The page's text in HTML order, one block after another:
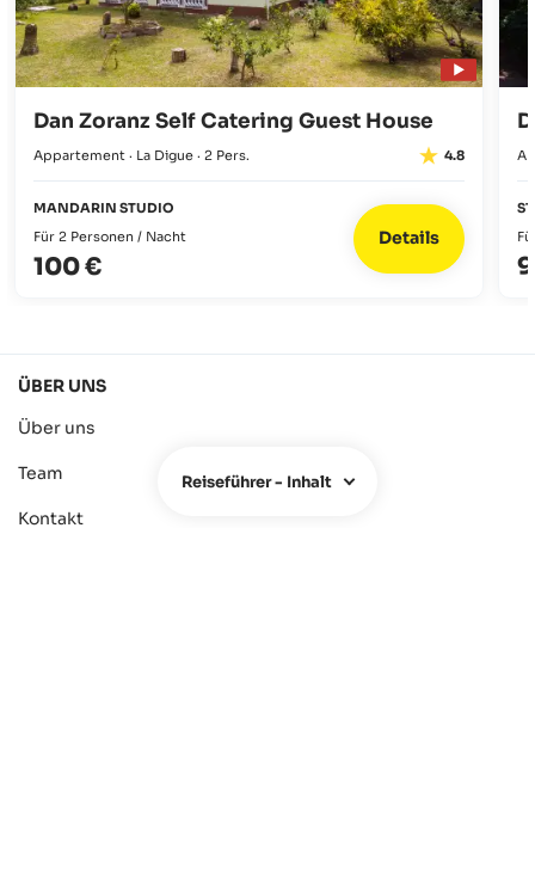
Dan Zoranz Self Catering Guest House
Appartement · La Digue · 2 Pers. 4.8
MANDARIN STUDIO
Für 2 Personen / Nacht
100 €
Details
Reiseführer - Inhalt
ÜBER UNS
Über uns
Team
Kontakt